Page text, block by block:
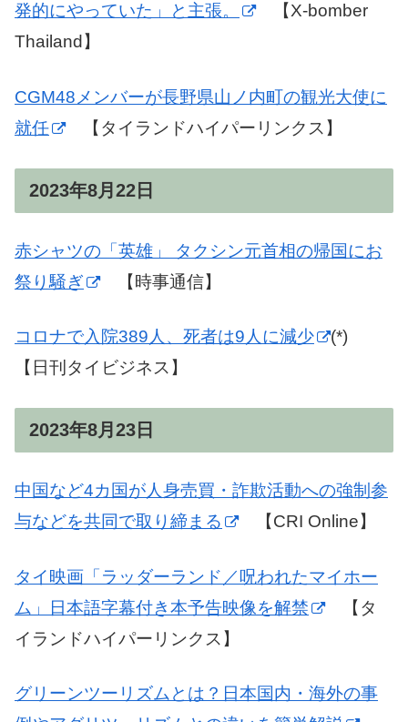
発的にやっていた」と主張。
【X-bomber
Thailand】
CGM48メンバーが長野県山ノ内町の観光大使に
就任
【タイランドハイパーリンクス】
2023年8月22日
赤シャツの「英雄」 タクシン元首相の帰国にお
祭り騒ぎ
【時事通信】
コロナで入院389人、死者は9人に減少
(*)
【日刊タイビジネス】
2023年8月23日
中国など4カ国が人身売買・詐欺活動への強制参
与などを共同で取り締まる
【CRI Online】
タイ映画「ラッダーランド／呪われたマイホー
ム」日本語字幕付き本予告映像を解禁
【タ
イランドハイパーリンクス】
グリーンツーリズムとは？日本国内・海外の事